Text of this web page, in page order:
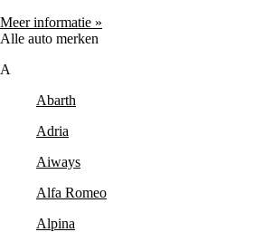
Meer informatie »
Alle auto merken
A
Abarth
Adria
Aiways
Alfa Romeo
Alpina